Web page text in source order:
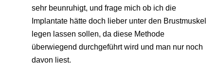
sehr beunruhigt, und frage mich ob ich die
Implantate hätte doch lieber unter den Brustmuskel
legen lassen sollen, da diese Methode
überwiegend durchgeführt wird und man nur noch
davon liest.